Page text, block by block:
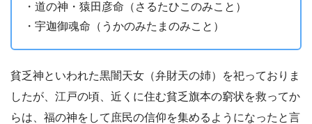
・道の神・猿田彦命（さるたひこのみこと）
・宇迦御魂命（うかのみたまのみこと）
貧乏神といわれた黒闇天女（弁財天の姉）を祀っておりま
したが、江戸の頃、近くに住む貧乏旗本の窮状を救ってか
らは、福の神をして庶民の信仰を集めるようになったと言